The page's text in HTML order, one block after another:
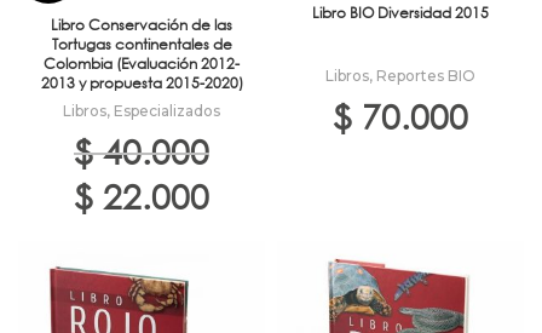
Libro Conservación de las
Tortugas continentales de
Colombia (Evaluación 2012-
2013 y propuesta 2015-2020)
Libros, Especializados
$40.000
El
precio
$ 40.000.
$ 22.000precio
Libro BIO Diversidad 2015
Libros, Reportes BIO
$ 70.000